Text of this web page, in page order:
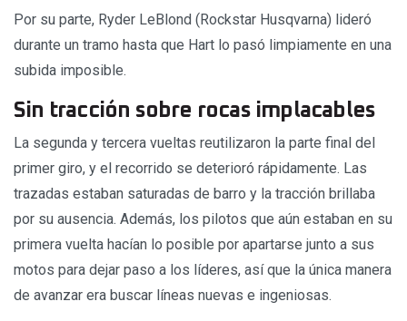
Por su parte, Ryder LeBlond (Rockstar Husqvarna) lideró
durante un tramo hasta que Hart lo pasó limpiamente en una
subida imposible.
Sin tracción sobre rocas implacables
La segunda y tercera vueltas reutilizaron la parte final del
primer giro, y el recorrido se deterioró rápidamente. Las
trazadas estaban saturadas de barro y la tracción brillaba
por su ausencia. Además, los pilotos que aún estaban en su
primera vuelta hacían lo posible por apartarse junto a sus
motos para dejar paso a los líderes, así que la única manera
de avanzar era buscar líneas nuevas e ingeniosas.